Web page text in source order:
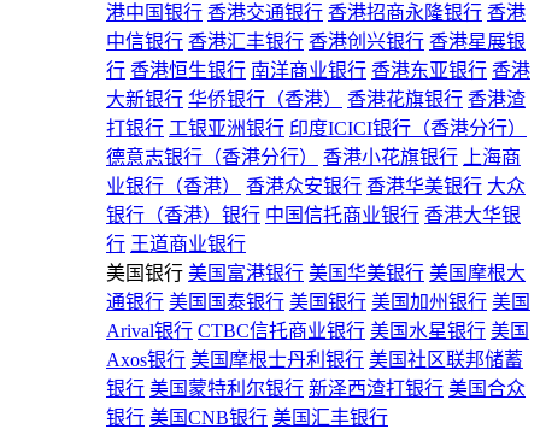
港中国银行 香港交通银行 香港招商永隆银行 香港
中信银行 香港汇丰银行 香港创兴银行 香港星展银
行 香港恒生银行 南洋商业银行 香港东亚银行 香港
大新银行 华侨银行（香港） 香港花旗银行 香港渣
打银行 工银亚洲银行 印度ICICI银行（香港分行）
德意志银行（香港分行）
香港小花旗银行
上海商
业银行（香港）
香港众安银行 香港华美银行 大众
银行（香港）银行 中国信托商业银行 香港大华银
行 王道商业银行
美国银行 美国富港银行 美国华美银行 美国摩根大
通银行 美国国泰银行 美国银行 美国加州银行 美国
Arival银行 CTBC信托商业银行 美国水星银行 美国
Axos银行 美国摩根士丹利银行 美国社区联邦储蓄
银行 美国蒙特利尔银行 新泽西渣打银行 美国合众
银行 美国CNB银行 美国汇丰银行